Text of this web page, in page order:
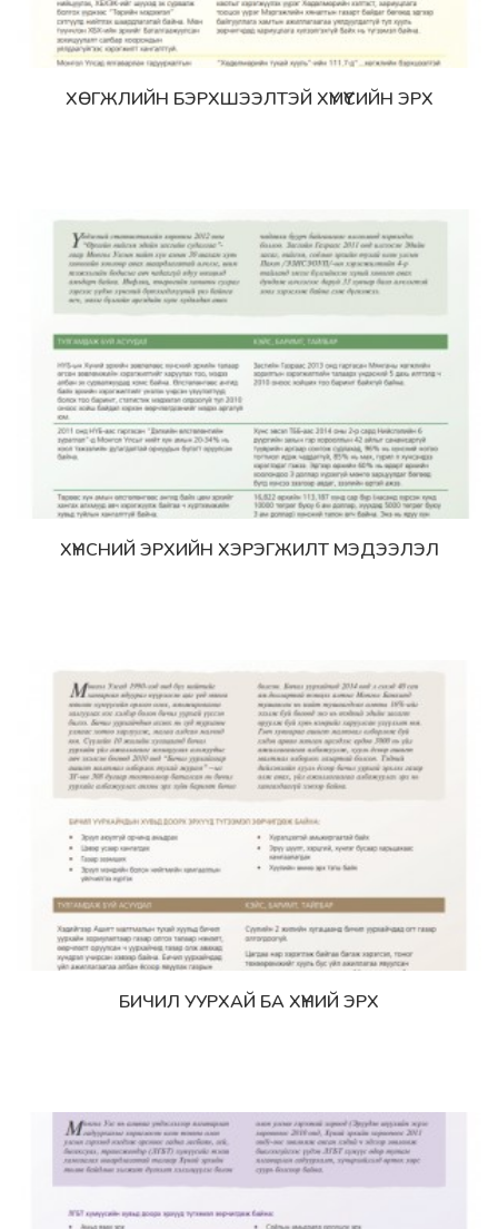
Дэлгэрэнгүй
ХӨГЖЛИЙН БЭРХШЭЭЛТЭЙ ХҮМҮҮСИЙН ЭРХ
Дэлгэрэнгүй
ХҮНСНИЙ ЭРХИЙН ХЭРЭГЖИЛТ МЭДЭЭЛЭЛ
Дэлгэрэнгүй
БИЧИЛ УУРХАЙ БА ХҮНИЙ ЭРХ